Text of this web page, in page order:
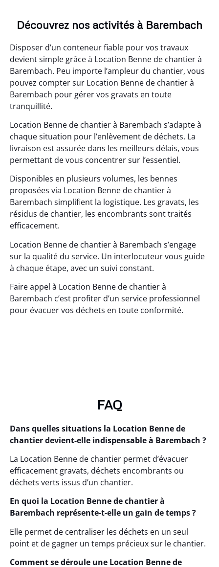
Découvrez nos activités à Barembach
Disposer d’un conteneur fiable pour vos travaux
devient simple grâce à Location Benne de chantier à
Barembach. Peu importe l’ampleur du chantier, vous
pouvez compter sur Location Benne de chantier à
Barembach pour gérer vos gravats en toute
tranquillité.
Location Benne de chantier à Barembach s’adapte à
chaque situation pour l’enlèvement de déchets. La
livraison est assurée dans les meilleurs délais, vous
permettant de vous concentrer sur l’essentiel.
Disponibles en plusieurs volumes, les bennes
proposées via Location Benne de chantier à
Barembach simplifient la logistique. Les gravats, les
résidus de chantier, les encombrants sont traités
efficacement.
Location Benne de chantier à Barembach s’engage
sur la qualité du service. Un interlocuteur vous guide
à chaque étape, avec un suivi constant.
Faire appel à Location Benne de chantier à
Barembach c’est profiter d’un service professionnel
pour évacuer vos déchets en toute conformité.
FAQ
Dans quelles situations la Location Benne de
chantier devient-elle indispensable à Barembach ?
La Location Benne de chantier permet d’évacuer
efficacement gravats, déchets encombrants ou
déchets verts issus d’un chantier.
En quoi la Location Benne de chantier à
Barembach représente-t-elle un gain de temps ?
Elle permet de centraliser les déchets en un seul
point et de gagner un temps précieux sur le chantier.
Comment se déroule une Location Benne de